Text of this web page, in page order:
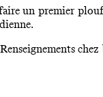
un premier plouf
chez